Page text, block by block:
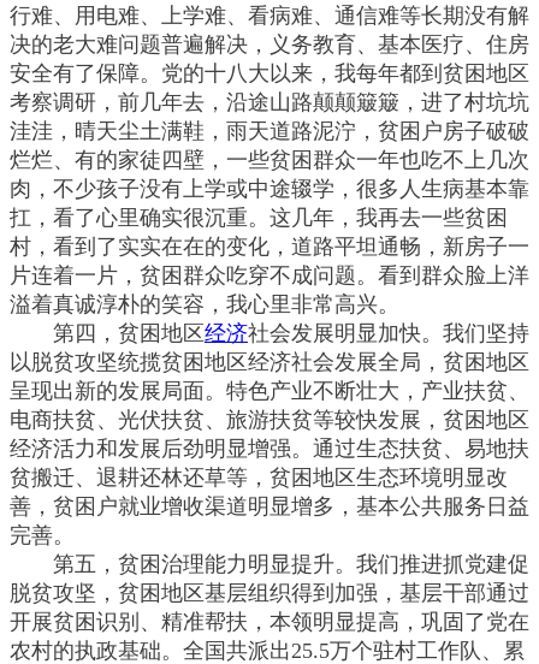
行难、用电难、上学难、看病难、通信难等长期没有解
决的老大难问题普遍解决，义务教育、基本医疗、住房
安全有了保障。党的十八大以来，我每年都到贫困地区
考察调研，前几年去，沿途山路颠颠簸簸，进了村坑坑
洼洼，晴天尘土满鞋，雨天道路泥泞，贫困户房子破破
烂烂、有的家徒四壁，一些贫困群众一年也吃不上几次
肉，不少孩子没有上学或中途辍学，很多人生病基本靠
扛，看了心里确实很沉重。这几年，我再去一些贫困
村，看到了实实在在的变化，道路平坦通畅，新房子一
片连着一片，贫困群众吃穿不成问题。看到群众脸上洋
溢着真诚淳朴的笑容，我心里非常高兴。
第四，贫困地区经济社会发展明显加快。我们坚持
以脱贫攻坚统揽贫困地区经济社会发展全局，贫困地区
呈现出新的发展局面。特色产业不断壮大，产业扶贫、
电商扶贫、光伏扶贫、旅游扶贫等较快发展，贫困地区
经济活力和发展后劲明显增强。通过生态扶贫、易地扶
贫搬迁、退耕还林还草等，贫困地区生态环境明显改
善，贫困户就业增收渠道明显增多，基本公共服务日益
完善。
第五，贫困治理能力明显提升。我们推进抓党建促
脱贫攻坚，贫困地区基层组织得到加强，基层干部通过
开展贫困识别、精准帮扶，本领明显提高，巩固了党在
农村的执政基础。全国共派出25.5万个驻村工作队、累